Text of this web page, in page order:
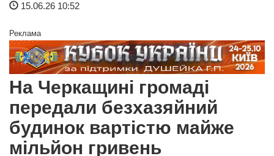
15.06.26 10:52
Реклама
На Черкащині громаді
передали безхазяйний
будинок вартістю майже
мільйон гривень